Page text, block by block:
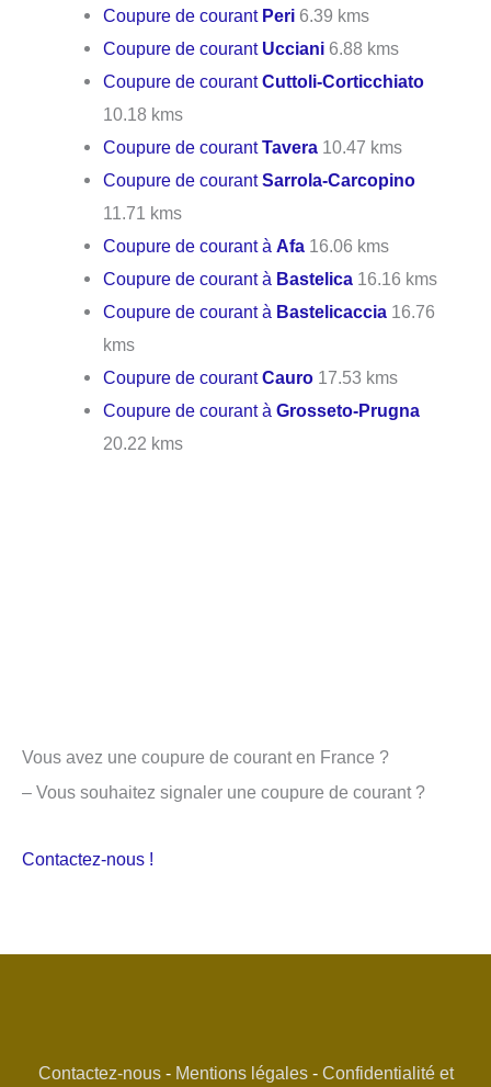
Coupure de courant Peri 6.39 kms
Coupure de courant Ucciani 6.88 kms
Coupure de courantCuttoli-Corticchiato
10.18 kms
Coupure de courantTavera 10.47 kms
Coupure de courantSarrola-Carcopino
11.71 kms
Coupure de courant àAfa 16.06 kms
Coupure de courant à Bastelica 16.16 kms
Coupure de courant à Bastelicaccia 16.76
kms
Coupure de courantCauro 17.53 kms
Coupure de courant àGrosseto-Prugna
20.22 kms
Vous avez une coupure de courant en France ?
– Vous souhaitez signaler une coupure de courant ?
Contactez-nous !
Contactez-nous- Mentions légales- Confidentialité et